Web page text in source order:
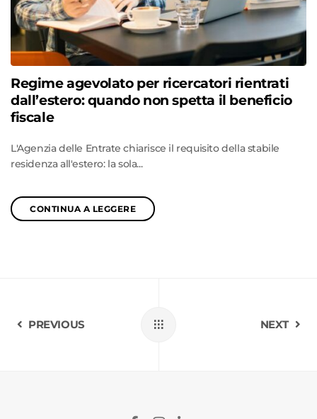
Regime agevolato per ricercatori rientrati
dall’estero: quando non spetta il beneficio
fiscale
L'Agenzia delle Entrate chiarisce il requisito della stabile
residenza all'estero: la sola...
CONTINUA A LEGGERE
PREVIOUS NEXT